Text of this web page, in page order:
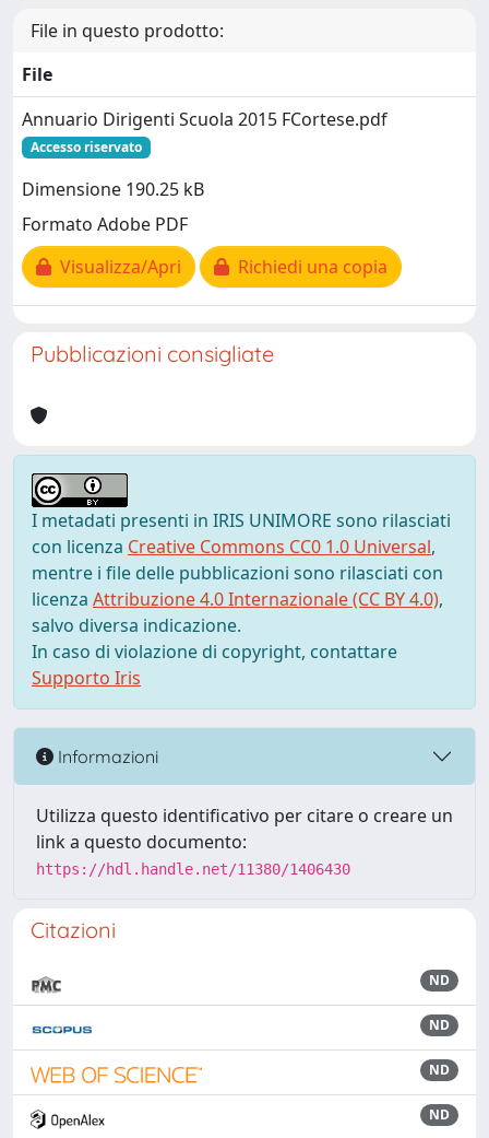
File in questo prodotto:
File
Annuario Dirigenti Scuola 2015 FCortese.pdf
Accesso riservato
Dimensione 190.25 kB
Formato Adobe PDF
Visualizza/Apri
Richiedi una copia
Pubblicazioni consigliate
I metadati presenti in IRIS UNIMORE sono rilasciati
con licenza Creative Commons CC0 1.0 Universal,
mentre i file delle pubblicazioni sono rilasciati con
licenza Attribuzione 4.0 Internazionale (CC BY 4.0),
salvo diversa indicazione.
In caso di violazione di copyright, contattare
Supporto Iris
Informazioni
Utilizza questo identificativo per citare o creare un
link a questo documento:
https://hdl.handle.net/11380/1406430
Citazioni
ND
ND
ND
ND